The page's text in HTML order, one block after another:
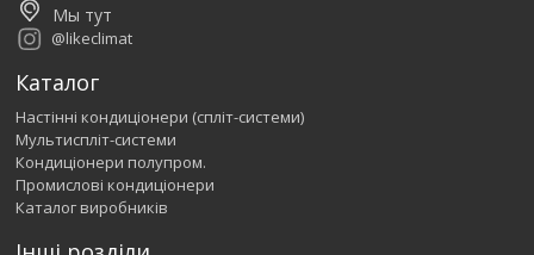
Мы тут
@likeclimat
Каталог
Настінні кондиціонери (спліт-системи)
Мультиспліт-системи
Кондиціонери полупром.
Промислові кондиціонери
Каталог виробників